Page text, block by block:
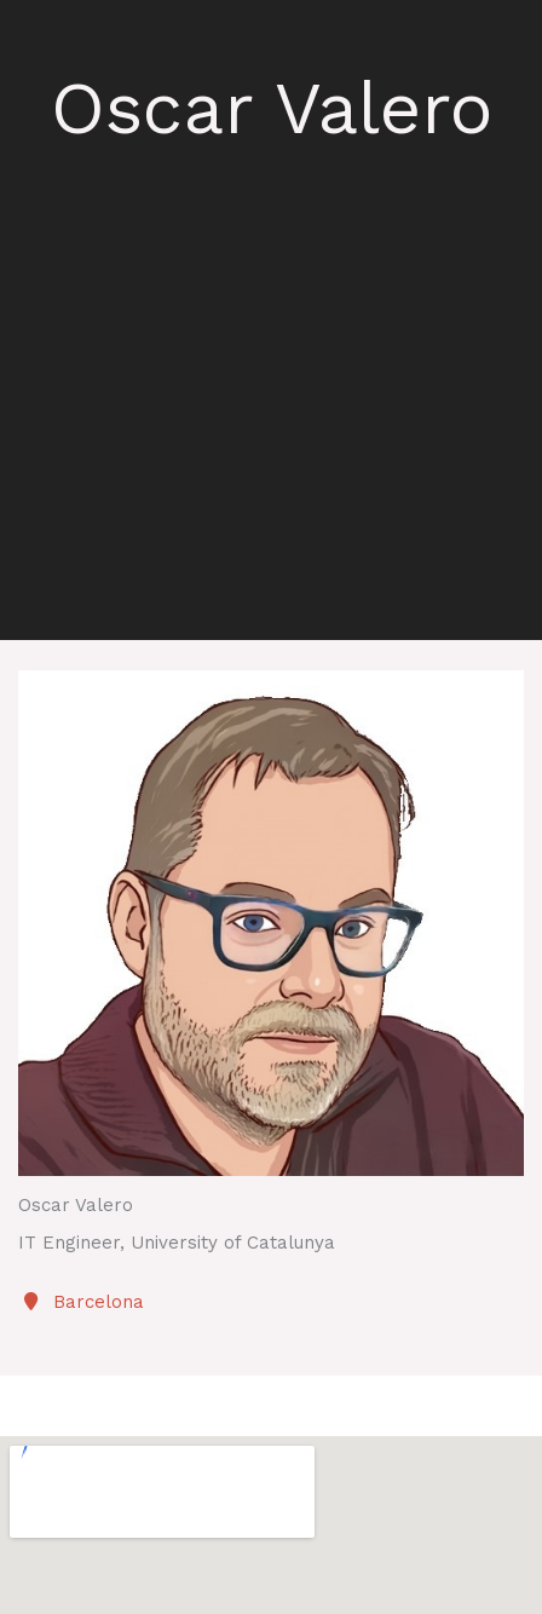
Oscar Valero
Oscar Valero
IT Engineer, University of Catalunya
Barcelona